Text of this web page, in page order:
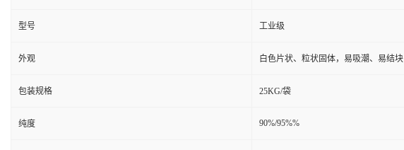
型号 工业级
外观 白色片状、粒状固体，易吸潮、易结块
包装规格 25KG/袋
纯度 90%/95%%